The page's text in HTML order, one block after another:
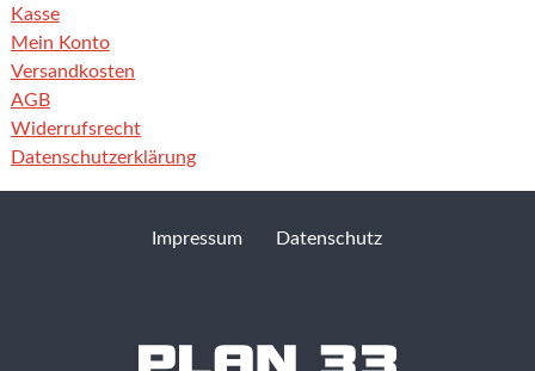
Kasse
Mein Konto
Versandkosten
AGB
Widerrufsrecht
Datenschutzerklärung
Impressum Datenschutz